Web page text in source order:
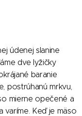
údenej slanine
dve lyžičky
baranie
postrúhanú mrkvu,
mierne opečené a
varíme. Keď je mäso